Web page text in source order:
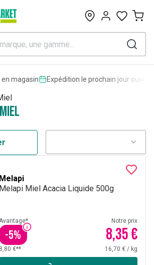
0
en magasin Expédition le prochain jour
Melapi
Melapi Miel Acacia Liquide 500g
-5%
Notre prix
8,35 €
8,80 €** 16,70 € / kg